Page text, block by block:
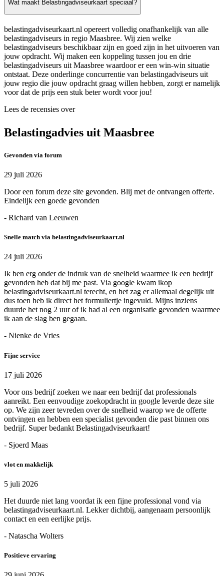
Wat maakt Belastingadviseurkaart speciaal?
belastingadviseurkaart.nl opereert volledig onafhankelijk van alle
belastingadviseurs in regio Maasbree. Wij zien welke
belastingadviseurs beschikbaar zijn en goed zijn in het uitvoeren van
jouw opdracht. Wij maken een koppeling tussen jou en drie
belastingadviseurs uit Maasbree waardoor er een win-win situatie
ontstaat. Deze onderlinge concurrentie van belastingadviseurs uit
jouw regio die jouw opdracht graag willen hebben, zorgt er namelijk
voor dat de prijs een stuk beter wordt voor jou!
Lees de recensies over
Belastingadvies uit Maasbree
Gevonden via forum
29 juli 2026
Door een forum deze site gevonden. Blij met de ontvangen offerte.
Eindelijk een goede gevonden
- Richard van Leeuwen
Snelle match via belastingadviseurkaart.nl
24 juli 2026
Ik ben erg onder de indruk van de snelheid waarmee ik een bedrijf
gevonden heb dat bij me past. Via google kwam ikop
belastingadviseurkaart.nl terecht, en het zag er allemaal degelijk uit
dus toen heb ik direct het formuliertje ingevuld. Mijns inziens
duurde het nog 2 uur of ik had al een organisatie gevonden waarmee
ik aan de slag ben gegaan.
- Nienke de Vries
Fijne service
17 juli 2026
Voor ons bedrijf zoeken we naar een bedrijf dat professionals
aanreikt. Een eenvoudige zoekopdracht in google leverde deze site
op. We zijn zeer tevreden over de snelheid waarop we de offerte
ontvingen en hebben een specialist gevonden die past binnen ons
bedrijf. Super bedankt Belastingadviseurkaart!
- Sjoerd Maas
vlot en makkelijk
5 juli 2026
Het duurde niet lang voordat ik een fijne professional vond via
belastingadviseurkaart.nl. Lekker dichtbij, aangenaam persoonlijk
contact en een eerlijke prijs.
- Natascha Wolters
Positieve ervaring